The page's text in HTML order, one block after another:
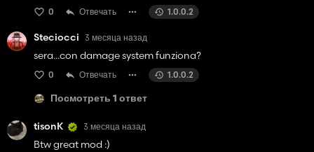
0 Отвечать 1.0.0.2
Steciocci 3 месяца назад
sera...con damage system funziona?
0 Отвечать 1.0.0.2
Посмотреть 1 ответ
tisonK 3 месяца назад
Btw great mod :)